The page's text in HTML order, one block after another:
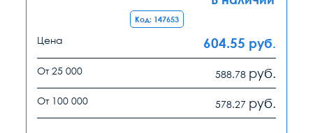
Код: 147653
Цена 604.55 руб.
От 25 000 588.78 руб.
От 100 000 578.27 руб.